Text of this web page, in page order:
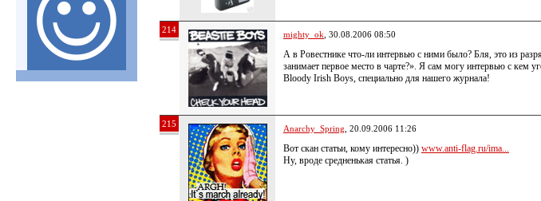
214 mighty_ok , 30.08.2006 08:50
А в Ровестнике что-ли интервью с ними было? Бля, это из
занимает первое место в чарте?». Я сам могу интервью с
Bloody Irish Boys, специально для нашего журнала!
215 Anarchy_Spring , 20.09.2006 11:26
Вот скан статьи, кому интересно)) www.anti-flag.ru/ima...
Ну, вроде средненькая статья. )